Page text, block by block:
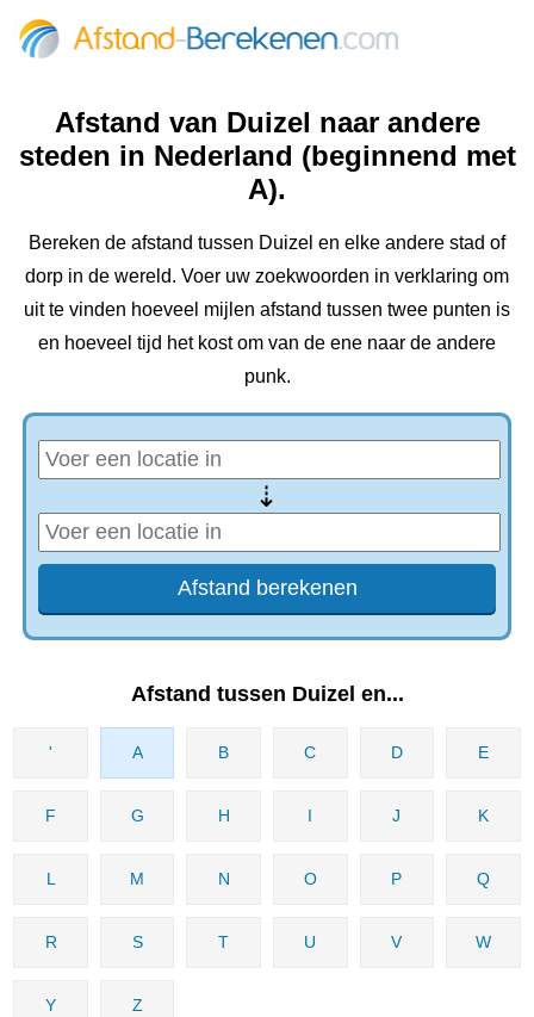
Afstand van Duizel naar andere
steden in Nederland (beginnend met
A).
Bereken de afstand tussen Duizel en elke andere stad of
dorp in de wereld. Voer uw zoekwoorden in verklaring om
uit te vinden hoeveel mijlen afstand tussen twee punten is
en hoeveel tijd het kost om van de ene naar de andere
punk.
⇢
Afstand tussen Duizel en...
' A B C D E
F G H I J K
L M N O P Q
R S T U V W
Y Z